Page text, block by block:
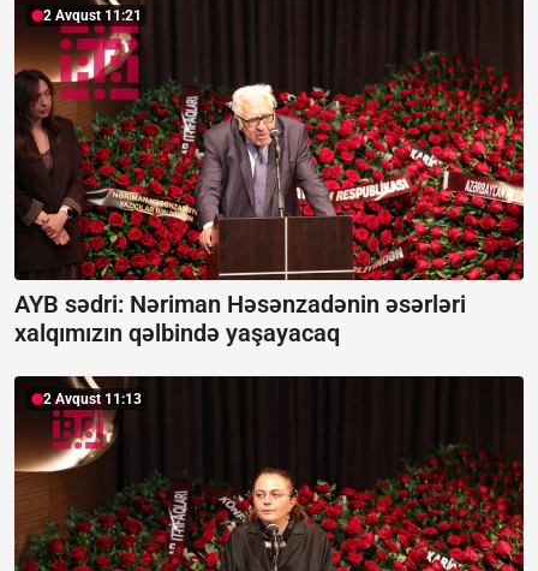
2 Avqust 11:21
AYB sədri: Nəriman Həsənzadənin əsərləri
xalqımızın qəlbində yaşayacaq
2 Avqust 11:13